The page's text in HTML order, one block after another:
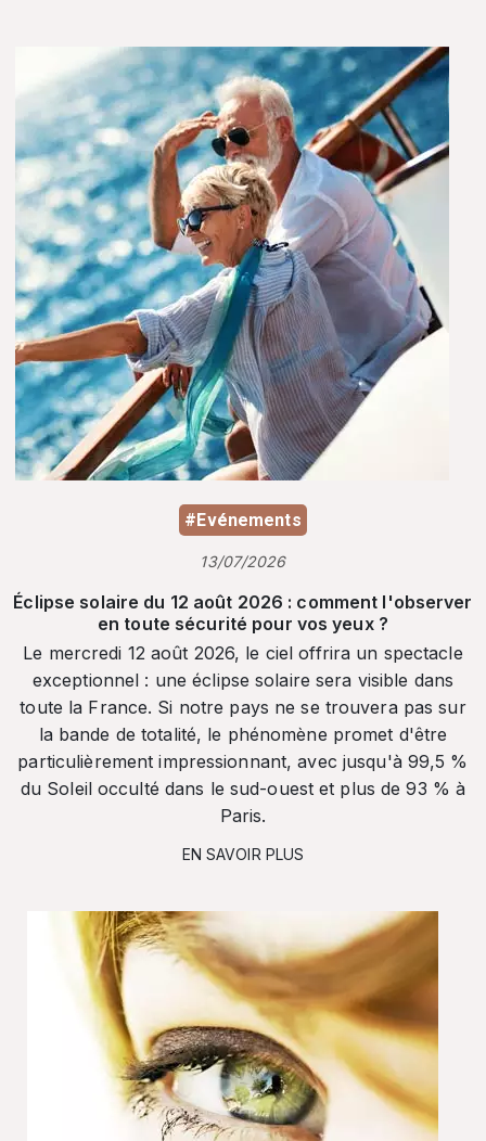
#Evénements
13/07/2026
Éclipse solaire du 12 août 2026 : comment l'observer
en toute sécurité pour vos yeux ?
Le mercredi 12 août 2026, le ciel offrira un spectacle
exceptionnel : une éclipse solaire sera visible dans
toute la France. Si notre pays ne se trouvera pas sur
la bande de totalité, le phénomène promet d'être
particulièrement impressionnant, avec jusqu'à 99,5 %
du Soleil occulté dans le sud-ouest et plus de 93 % à
Paris.
EN SAVOIR PLUS